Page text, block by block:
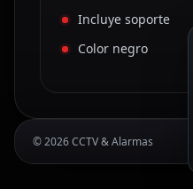
Incluye soporte
Color negro
© 2026 CCTV & Alarmas